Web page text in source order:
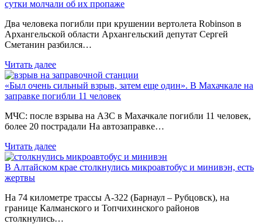
сутки молчали об их пропаже
Два человека погибли при крушении вертолета Robinson в
Архангельской области Архангельский депутат Сергей
Сметанин разбился…
Читать далее
«Был очень сильный взрыв, затем еще один». В Махачкале на
заправке погибли 11 человек
МЧС: после взрыва на АЗС в Махачкале погибли 11 человек,
более 20 пострадали На автозаправке…
Читать далее
В Алтайском крае столкнулись микроавтобус и минивэн, есть
жертвы
На 74 километре трассы А-322 (Барнаул – Рубцовск), на
границе Калманского и Топчихинского районов
столкнулись…